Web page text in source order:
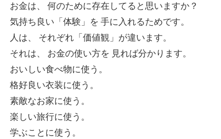
お金は、
何のために存在してると思いますか？
気持ち良い「体験」を 手に入れるためです。
人は、
それぞれ「価値観」が違います。
それは、
お金の使い方を 見れば分かります。
おいしい食べ物に使う。
格好良い衣装に使う。
素敵なお家に使う。
楽しい旅行に使う。
学ぶことに使う。